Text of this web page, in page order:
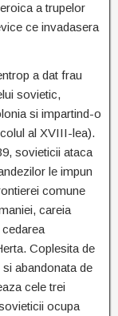
a trupelor
ce invadasera
a dat frau
sovietic,
si impartind-o
al XVIII-lea).
sovieticii ataca
le impun
comune
careia
Coplesita de
abandonata de
cele trei
ocupa